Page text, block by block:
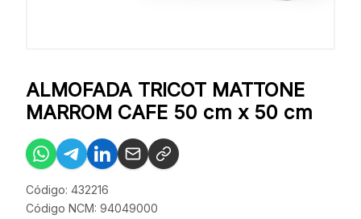
ALMOFADA TRICOT MATTONE
MARROM CAFE 50 cm x 50 cm
Código: 432216
Código NCM: 94049000